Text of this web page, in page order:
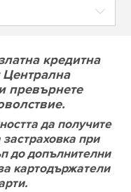
кредитна
Централна
превърнете
да получите
при
до допълнителни
картодържатели